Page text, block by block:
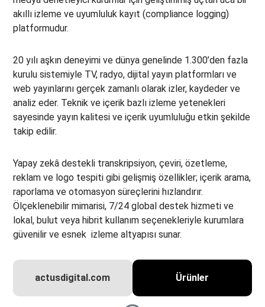
akıllı izleme ve uyumluluk kayıt (compliance logging)
platformudur.
20 yılı aşkın deneyimi ve dünya genelinde 1.300’den fazla
kurulu sistemiyle TV, radyo, dijital yayın platformları ve
web yayınlarını gerçek zamanlı olarak izler, kaydeder ve
analiz eder. Teknik ve içerik bazlı izleme yetenekleri
sayesinde yayın kalitesi ve içerik uyumluluğu etkin şekilde
takip edilir.
Yapay zekâ destekli transkripsiyon, çeviri, özetleme,
reklam ve logo tespiti gibi gelişmiş özellikler; içerik arama,
raporlama ve otomasyon süreçlerini hızlandırır.
Ölçeklenebilir mimarisi, 7/24 global destek hizmeti ve
lokal, bulut veya hibrit kullanım seçenekleriyle kurumlara
güvenilir ve esnek izleme altyapısı sunar.
actusdigital.com Ürünler